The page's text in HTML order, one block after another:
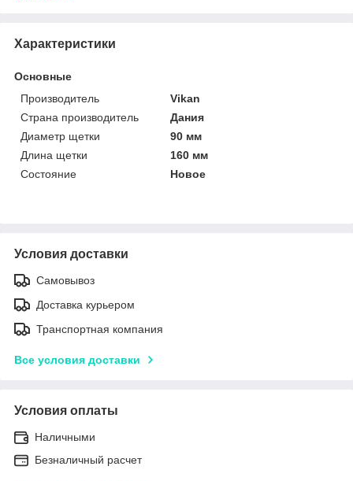
Характеристики
Основные
Производитель
Vikan
Страна производитель
Дания
Диаметр щетки
90 мм
Длина щетки
160 мм
Состояние
Новое
Условия доставки
Самовывоз
Доставка курьером
Транспортная компания
Все условия доставки
Условия оплаты
Наличными
Безналичный расчет